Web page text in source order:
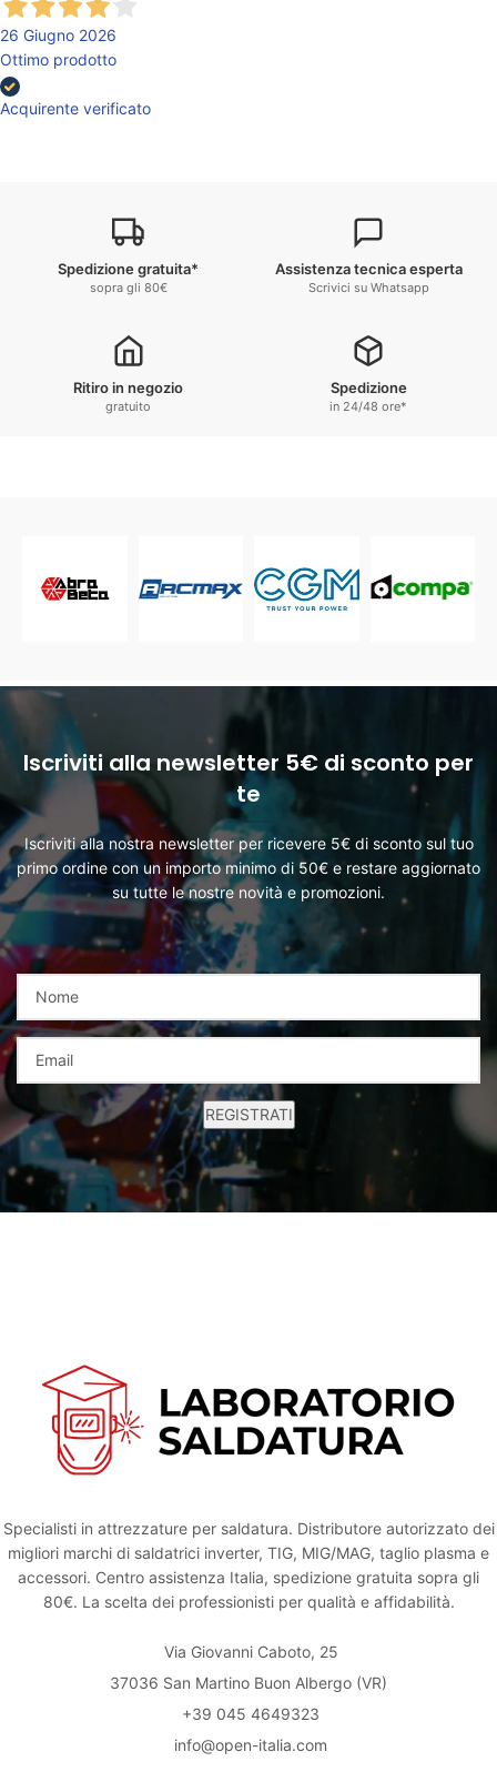
26 Giugno 2026
Ottimo prodotto
Acquirente verificato
Spedizione gratuita*
sopra gli 80€
Assistenza tecnica esperta
Scrivici su Whatsapp
Ritiro in negozio
gratuito
Spedizione
in 24/48 ore*
Iscriviti alla newsletter 5€ di sconto per
te
Iscriviti alla nostra newsletter per ricevere 5€ di sconto sul tuo
primo ordine con un importo minimo di 50€ e restare aggiornato
su tutte le nostre novità e promozioni.
Specialisti in attrezzature per saldatura. Distributore autorizzato dei
migliori marchi di saldatrici inverter, TIG, MIG/MAG, taglio plasma e
accessori. Centro assistenza Italia, spedizione gratuita sopra gli
80€. La scelta dei professionisti per qualità e affidabilità.
Via Giovanni Caboto, 25
37036 San Martino Buon Albergo (VR)
+39 045 4649323
info@open-italia.com